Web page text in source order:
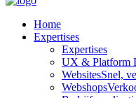
Home
Expertises
Expertises
UX & Platform
WebsitesSnel,
Webshops